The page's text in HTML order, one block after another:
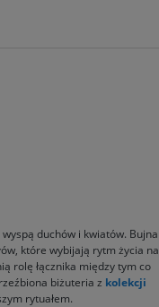
duchów i kwiatów. Bujna
które wybijają rytm życia na
rolę łącznika między tym co
biżuteria z kolekcji
rytuałem.